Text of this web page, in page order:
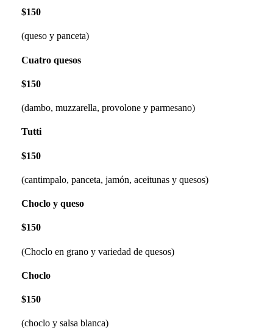
$150
(queso y panceta)
Cuatro quesos
$150
(dambo, muzzarella, provolone y parmesano)
Tutti
$150
(cantimpalo, panceta, jamón, aceitunas y quesos)
Choclo y queso
$150
(Choclo en grano y variedad de quesos)
Choclo
$150
(choclo y salsa blanca)